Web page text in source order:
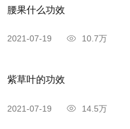
腰果什么功效
2021-07-19 10.7万
紫草叶的功效
2021-07-19 14.5万